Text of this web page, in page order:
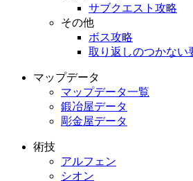
サブクエスト攻略
その他
ボス攻略
取り返しのつかない
マップデータ
マップデータ一覧
鍛冶屋データ
彫金屋データ
術技
アルフェン
シオン